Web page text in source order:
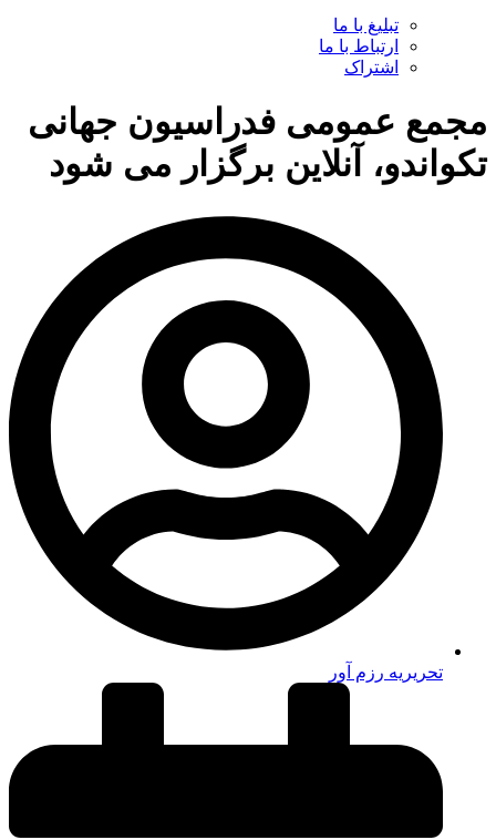
تبلیغ با ما
ارتباط با ما
اشتراک
مجمع عمومی فدراسیون جهانی
تکواندو، آنلاین برگزار می شود
تحریریه رزم آور